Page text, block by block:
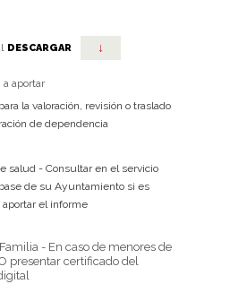
DESCARGAR ↓
aportar
la valoración, revisión o traslado
de dependencia
salud - Consultar en el servicio
de su Ayuntamiento si es
aportar el informe
- En caso de menores de
presentar certificado del